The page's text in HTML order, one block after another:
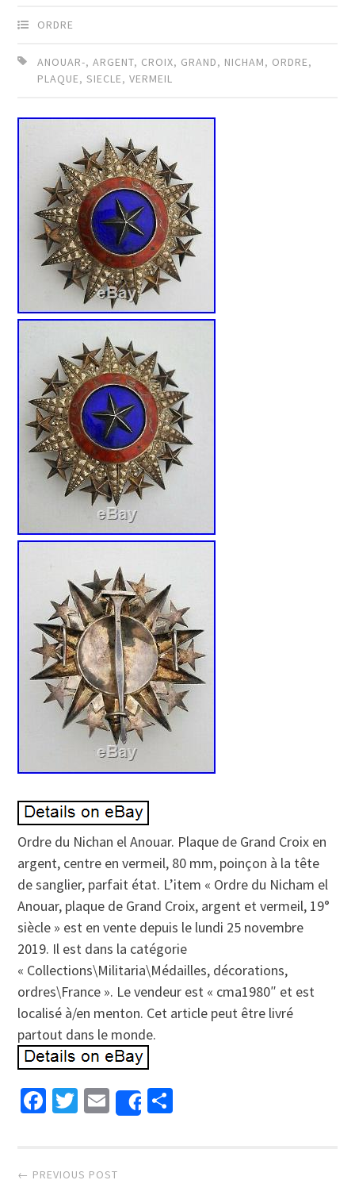
ORDRE
ANOUAR-,ARGENT, CROIX, GRAND, NICHAM, ORDRE,
PLAQUE,SIECLE,VERMEIL
Ordre du Nichan el Anouar. Plaque de Grand Croix en
argent, centre en vermeil, 80 mm, poinçon à la tête
de sanglier, parfait état. L’item « Ordre du Nicham el
Anouar, plaque de Grand Croix, argent et vermeil, 19°
siècle » est en vente depuis le lundi 25 novembre
2019. Il est dans la catégorie
« Collections\Militaria\Médailles, décorations,
ordres\France ». Le vendeur est « cma1980″ et est
localisé à/en menton. Cet article peut être livré
partout dans le monde.
Facebook
Twitter
EmailShare
← PREVIOUS POST